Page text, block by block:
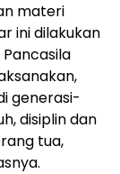
materi
ini dilakukan
generasi-
disiplin dan
tua,